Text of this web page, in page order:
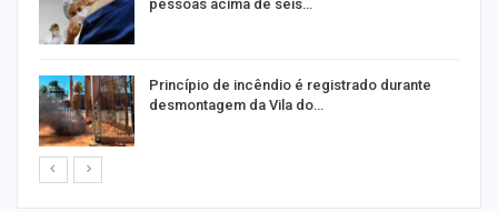
pessoas acima de seis…
Princípio de incêndio é registrado durante
desmontagem da Vila do…